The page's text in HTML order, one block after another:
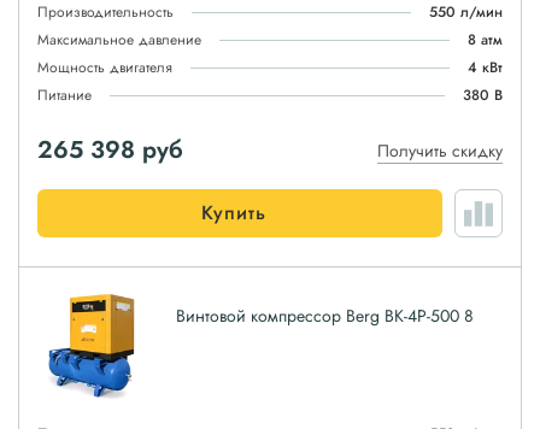
Производительность
550 л/мин
Максимальное давление
8 атм
Мощность двигателя
4 кВт
Питание
380 В
265 398 руб Получить скидку
Купить
Винтовой компрессор Berg ВК-4Р-500 8